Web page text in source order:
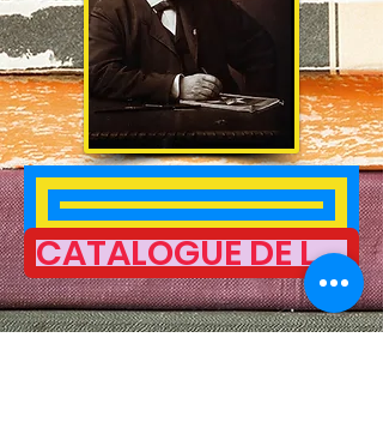
LES MAÎTRES DU FANTASTIQUE (Octobre 2023)
CATALOGUE DE LA BIBLIOTHÈQUE ROSE ILLUSTRÉE - JANVIER 2026